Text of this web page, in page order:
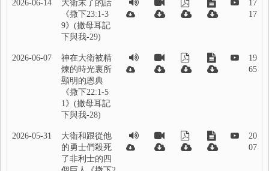
2026-06-14
大衛末了的話
《撒下23:1-3
9》(撒母耳記
下與我-29)
17
17
2026-06-07
神在大衛被精
煉的時光裏所
顯明的恩典
《撒下22:1-5
1》(撒母耳記
下與我-28)
19
65
2026-05-31
大衛和跟從他
的勇士們殺死
了非利士的四
20
07